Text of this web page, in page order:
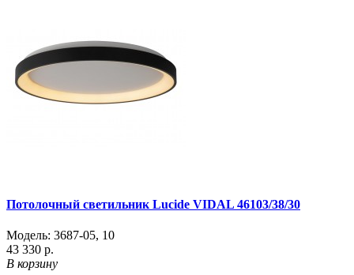
Потолочный светильник Lucide VIDAL 46103/38/30
Модель: 3687-05, 10
43 330 р.
В корзину